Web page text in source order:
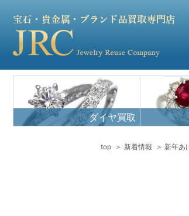
ダイヤ買取
top 新着情報 新年あ